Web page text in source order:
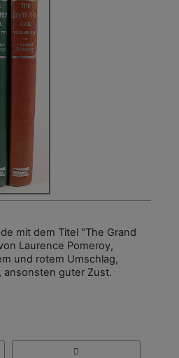
mit dem Titel "The Grand
Laurence Pomeroy,
und rotem Umschlag,
ansonsten guter Zust.